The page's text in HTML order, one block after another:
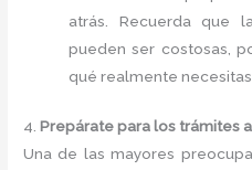
atrás. Recuerda que
pueden ser costosas,
qué realmente necesitas.
4.Prepárate para los trámites
Una de las mayores